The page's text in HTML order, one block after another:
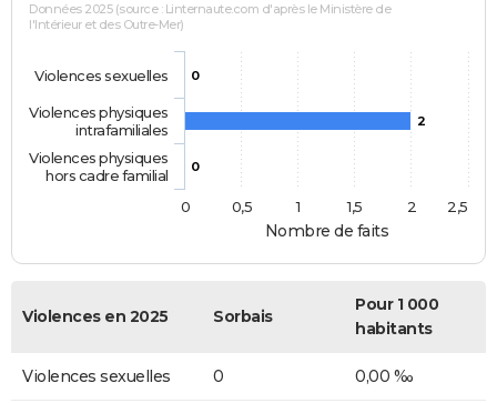
Nombre de faits
Données 2025 (source : Linternaute.com d'après le Ministère de
l'Intérieur et des Outre-Mer)
0
2
0
Violences sexuelles
Violences physiques
intrafamiliales
Violences physiques
hors cadre familial
0
0,5 1 1,5 2 2,5
Violences en 2025 Sorbais
Pour 1 000
habitants
Violences sexuelles 0 0,00 ‰